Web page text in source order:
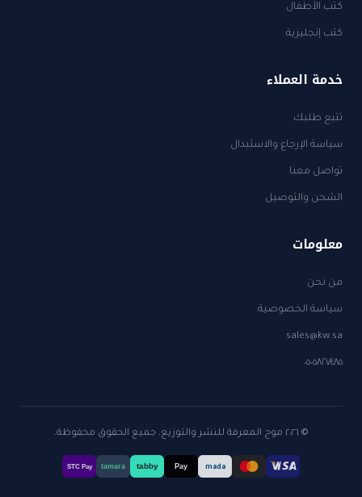
كتب الأطفال
كتب إنجليزية
خدمة العملاء
تتبع طلبك
سياسة الإرجاع والاستبدال
تواصل معنا
الشحن والتوصيل
معلومات
من نحن
سياسة الخصوصية
sales@kw.sa
٠٥٠٥٨٢٧٤٨٥
© ٢٠٢٦ موج المعرفة للنشر والتوزيع. جميع الحقوق محفوظة.
mada
Pay
tabby
tamara
STC Pay